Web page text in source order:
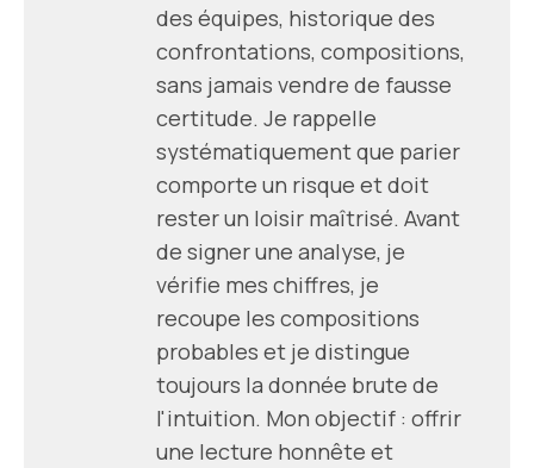
des équipes, historique des
confrontations, compositions,
sans jamais vendre de fausse
certitude. Je rappelle
systématiquement que parier
comporte un risque et doit
rester un loisir maîtrisé. Avant
de signer une analyse, je
vérifie mes chiffres, je
recoupe les compositions
probables et je distingue
toujours la donnée brute de
l'intuition. Mon objectif : offrir
une lecture honnête et